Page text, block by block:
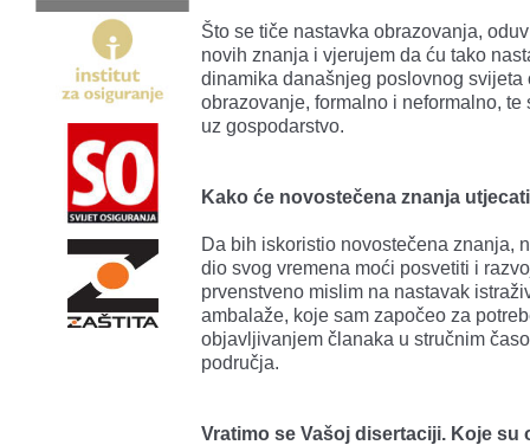
Što se tiče nastavka obrazovanja,
novih znanja i vjerujem da ću tako
dinamika današnjeg poslovnog
obrazovanje, formalno i neformalno,
uz gospodarstvo.
Kako će novostečena znanja
Da bih iskoristio novostečena znanja,
dio svog vremena moći posvetiti i
prvenstveno mislim na nastavak
ambalaže, koje sam započeo za
objavljivanjem članaka u stručnim
područja.
Vratimo se Vašoj disertaciji. Koje